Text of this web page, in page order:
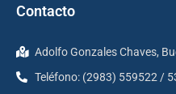
Contacto
Adolfo Gonzales Chaves,
Teléfono: (2983) 559522 /